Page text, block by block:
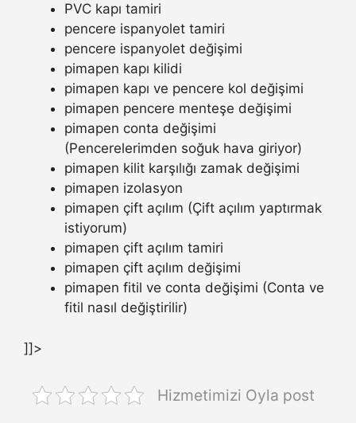
PVC kapı tamiri
pencere ispanyolet tamiri
pencere ispanyolet değişimi
pimapen kapı kilidi
pimapen kapı ve pencere kol değişimi
pimapen pencere menteşe değişimi
pimapen conta değişimi
(Pencerelerimden soğuk hava giriyor)
pimapen kilit karşılığı zamak değişimi
pimapen izolasyon
pimapen çift açılım (Çift açılım yaptırmak
istiyorum)
pimapen çift açılım tamiri
pimapen çift açılım değişimi
pimapen fitil ve conta değişimi (Conta ve
fitil nasıl değiştirilir)
]]>
Hizmetimizi Oyla post